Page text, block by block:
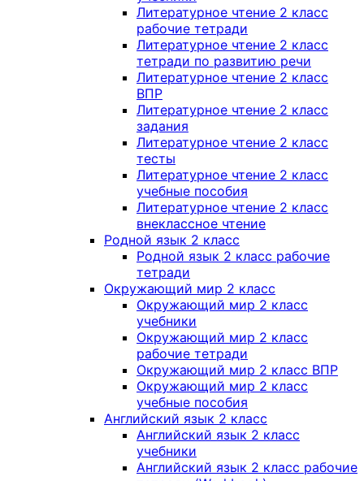
Литературное чтение 2 класс
рабочие тетради
Литературное чтение 2 класс
тетради по развитию речи
Литературное чтение 2 класс
ВПР
Литературное чтение 2 класс
задания
Литературное чтение 2 класс
тесты
Литературное чтение 2 класс
учебные пособия
Литературное чтение 2 класс
внеклассное чтение
Родной язык 2 класс
Родной язык 2 класс рабочие
тетради
Окружающий мир 2 класс
Окружающий мир 2 класс
учебники
Окружающий мир 2 класс
рабочие тетради
Окружающий мир 2 класс ВПР
Окружающий мир 2 класс
учебные пособия
Английский язык 2 класс
Английский язык 2 класс
учебники
Английский язык 2 класс рабочие